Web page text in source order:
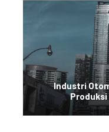
Industri
Produksi